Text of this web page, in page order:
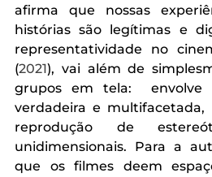
afirma que nossas
histórias são legítimas e
representatividade no
(2021), vai além de
grupos em tela:  envolve
verdadeira e
reprodução de
unidimensionais. Para a
que os filmes deem